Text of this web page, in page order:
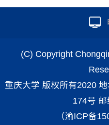
(C) Copyright
重庆大学 版权所有2020
174号
（渝ICP备